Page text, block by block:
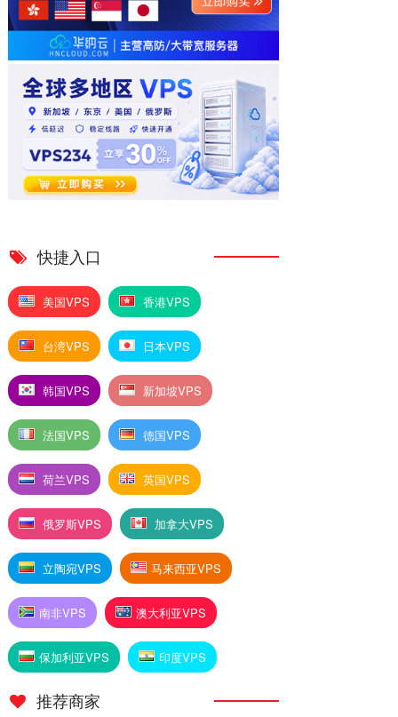
快捷入口
美国VPS 香港VPS
台湾VPS 日本VPS
韩国VPS 新加坡VPS
法国VPS 德国VPS
荷兰VPS 英国VPS
俄罗斯VPS 加拿大VPS
立陶宛VPS 马来西亚VPS
南非VPS 澳大利亚VPS
保加利亚VPS 印度VPS
推荐商家